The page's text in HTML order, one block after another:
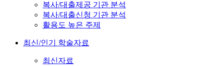
복사/대출제공 기관 분석
복사/대출신청 기관 분석
활용도 높은 주제
최신/인기 학술자료
최신자료